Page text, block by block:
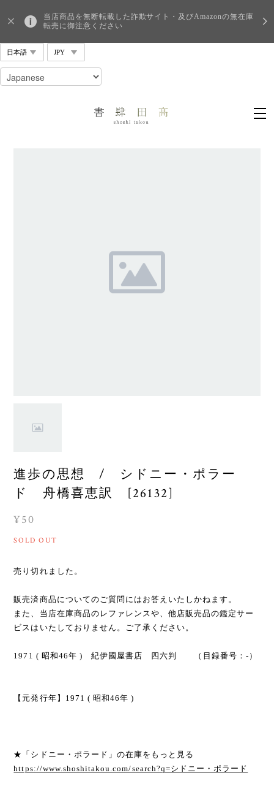
当店商品を無断転載した詐欺サイト・及びAmazonの無在庫
転売に御注意ください
進歩の思想 / シドニー・ポラー
ド 舟橋喜恵訳 [26132]
¥50
SOLD OUT
売り切れました。
販売済商品についてのご質問にはお答えいたしかねます。
また、当店在庫商品のレファレンスや、他店販売品の鑑定サー
ビスはいたしておりません。ご了承ください。
1971 ( 昭和46年 ) 紀伊國屋書店 四六判 （目録番号：-）
【元発行年】1971 ( 昭和46年 )
★「シドニー・ポラード」の在庫をもっと見る
https://www.shoshitakou.com/search?q=シドニー・ポラード